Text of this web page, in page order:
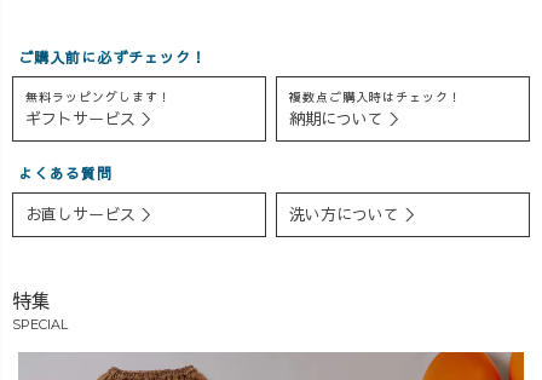
をあえて横向き
にとって、ちょ
っぴりアクセン
トと遊び心をIN⭐︎
ん、秋冬も重ね
着で楽しんでい
ただけますよ〜
#uzuirocode #大
人カジュアルコ
クコーデ #春夏
#uzuirocode
#uzuiroリクエス
ト #uzuirostaff #
コーデ #30代コ
ーデ #低身長コ
にとって、ちょ
っぴりアクセン
トと遊び心をIN⭐︎
着で楽しんでい
ただけますよ〜
クコーデ #春夏
ご購入前に必ずチェック！
無料ラッピングします！
ギフトサービス ＞
複数点ご購入時はチェック！
納期について ＞
よくある質問
お直しサービス ＞ 洗い方について ＞
特集
SPECIAL